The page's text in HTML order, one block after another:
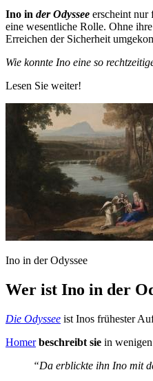
Ino in der Odyssee erscheint nur
eine wesentliche Rolle. Ohne
Erreichen der Sicherheit
Wie konnte Ino eine so
Lesen Sie weiter!
Ino in der Odyssee
Wer ist Ino in der
Die Odyssee ist Inos frühester
Homer beschreibt sie in
“Da erblickte ihn Ino mit